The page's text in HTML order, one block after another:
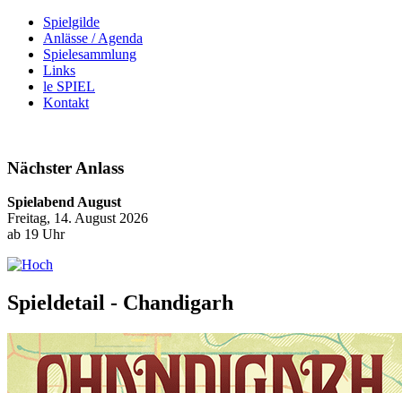
Spielgilde
Anlässe / Agenda
Spielesammlung
Links
le SPIEL
Kontakt
Nächster Anlass
Spielabend August
Freitag, 14. August 2026
ab 19 Uhr
Spieldetail - Chandigarh